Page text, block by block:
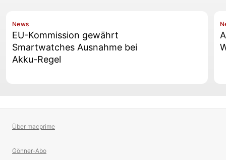
News
EU-Kommission gewährt
Smartwatches Ausnahme bei
Akku-Regel
Über macprime
Gönner-Abo